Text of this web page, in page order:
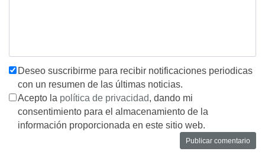
Deseo suscribirme para recibir notificaciones periodicas
con un resumen de las últimas noticias.
Acepto la política de privacidad, dando mi
consentimiento para el almacenamiento de la
información proporcionada en este sitio web.